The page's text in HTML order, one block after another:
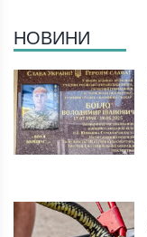
НОВИНИ